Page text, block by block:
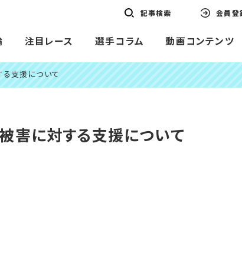
注目レース 選手コラム 動画コンテンツ
記事検索 会員登
支援について
害に対する支援について